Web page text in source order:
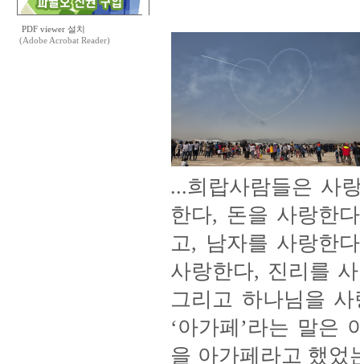
PDF viewer 설치
(Adobe Acrobat Reader)
...희랍사람들은 사
한다, 돈을 사랑한
고, 남자를 사랑한
사랑한다, 진리를
그리고 하나님을
‘아가페’라는 말은
을 아가페라고 했었